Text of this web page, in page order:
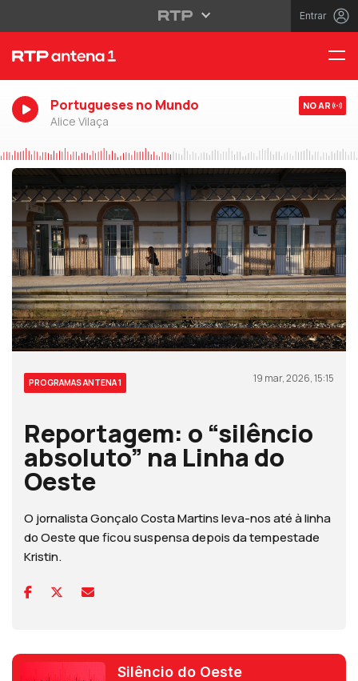
Entrar
Portugueses no Mundo
Alice Vilaça
NO AR
PROGRAMAS ANTENA 1 19 mar, 2026, 15:15
Reportagem: o “silêncio
absoluto” na Linha do
Oeste
O jornalista Gonçalo Costa Martins leva-nos até à linha
do Oeste que ficou suspensa depois da tempestade
Kristin.
Silêncio do Oeste